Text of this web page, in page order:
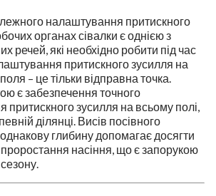
налаштування притискного
органах сівалки є однією з
речей, які необхідно робити під час
притискного зусилля на
– це тільки відправна точка.
є забезпечення точного
притискного зусилля на всьому полі,
ділянці. Висів посівного
глибину допомагає досягти
проростання насіння, що є запорукою